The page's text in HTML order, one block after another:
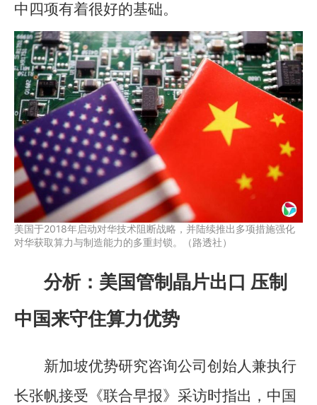
中四项有着很好的基础。
美国于2018年启动对华技术阻断战略，并陆续推出多项措施强化
对华获取算力与制造能力的多重封锁。（路透社）
分析：美国管制晶片出口 压制
中国来守住算力优势
新加坡优势研究咨询公司创始人兼执行
长张帆接受《联合早报》采访时指出，中国